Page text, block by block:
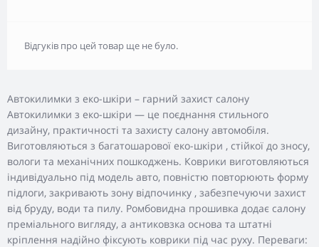
Автокилимки з еко-шкіри – гарний захист салону
Автокилимки з еко-шкіри — це поєднання стильного
дизайну, практичності та захисту салону автомобіля.
Виготовляються з багатошарової еко-шкіри , стійкої до зносу,
вологи та механічних пошкоджень. Коврики виготовляються
індивідуально під модель авто, повністю повторюють форму
підлоги, закривають зону відпочинку , забезпечуючи захист
від бруду, води та пилу. Ромбовидна прошивка додає салону
преміального вигляду, а антиковзка основа та штатні
кріплення надійно фіксують коврики під час руху. Переваги:
Відгуків про цей товар ще не було.